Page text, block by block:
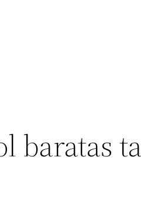
baratas